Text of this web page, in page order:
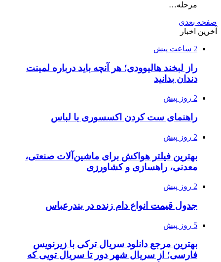
مرحله…
صفحه بعدی
آخرین اخبار
2 ساعت پیش
راز لبخند هالیوودی؛ هر آنچه باید درباره لمینت
دندان بدانید
2 روز پیش
راهنمای ست کردن اکسسوری با لباس
2 روز پیش
بهترین فیلتر هواکش برای ماشین‌آلات صنعتی،
معدنی، راهسازی و کشاورزی
2 روز پیش
جدول قیمت انواع دام زنده در بندرعباس
5 روز پیش
بهترین مرجع دانلود سریال ترکی با زیرنویس
فارسی؛ از سریال شهر دور تا سریال تویی که